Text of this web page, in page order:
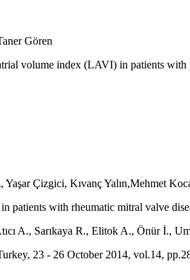
Gören
volume index (LAVI) in patients
Çizgici, Kıvanç Yalın,Mehmet
patients with rheumatic mitral valve
A., Sarıkaya R., Elitok A., Önür İ.,
23 - 26 October 2014, vol.14,